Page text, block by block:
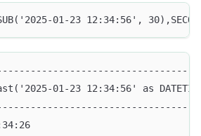
01-23 12:34:56',
01-23 12:34:56' as
12:34:26